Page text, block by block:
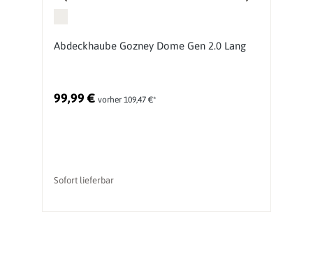
Abdeckhaube Gozney Dome Gen 2.0 Lang
99,99 € vorher 109,47 €*
Sofort lieferbar